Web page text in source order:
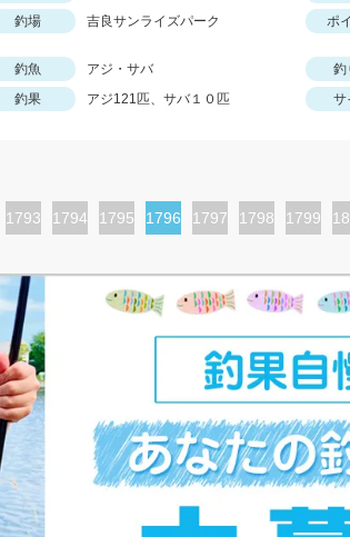
釣場
吉良サンライズパーク ポ
釣魚
アジ・サバ 釣
釣果
アジ121匹、サバ１０匹 サ
ペ
ジ
1793
ペ
1794
ペ
1795
カ
ト
ジ
1796
ペ
1797
ペ
1798
ペ
1799
ペ